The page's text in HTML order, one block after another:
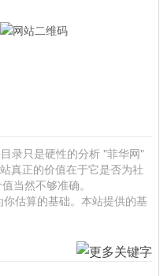
录只是硬性的分析 "菲华网"
真正的价值在于它是否为社
当然不够准确。
估算的基础。本站提供的基